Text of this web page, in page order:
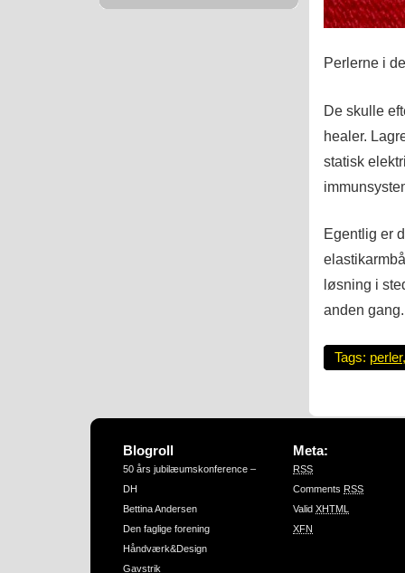
Perlerne i
De skulle
healer.
statisk
Egentlig er
løsning i
anden gang.
Tags: perler
Blogroll
50 års jubilæumskonference –
DH
Bettina Andersen
Den faglige forening
Håndværk&Design
Gavstrik
Meta:
RSS
Comments RSS
Valid XHTML
XFN